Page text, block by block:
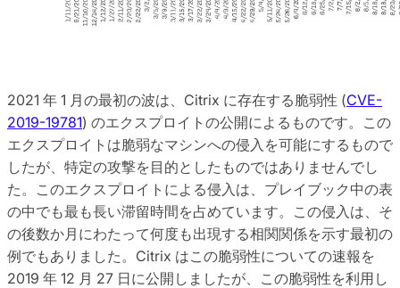
2021 年 1 月の最初の波は、Citrix に存在する脆弱性 (CVE-
2019-19781) のエクスプロイトの公開によるものです。この
エクスプロイトは脆弱なマシンへの侵入を可能にするもので
したが、特定の攻撃を目的としたものではありませんでし
た。このエクスプロイトによる侵入は、プレイブック中の表
の中でも最も長い滞留時間を占めています。この侵入は、そ
の後数か月にわたって何度も出現する相関関係を示す最初の
例でもありました。Citrix はこの脆弱性についての速報を
2019 年 12 月 27 日に公開しましたが、この脆弱性を利用し